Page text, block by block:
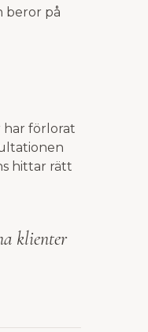
beror på
har förlorat
hittar rätt
klienter